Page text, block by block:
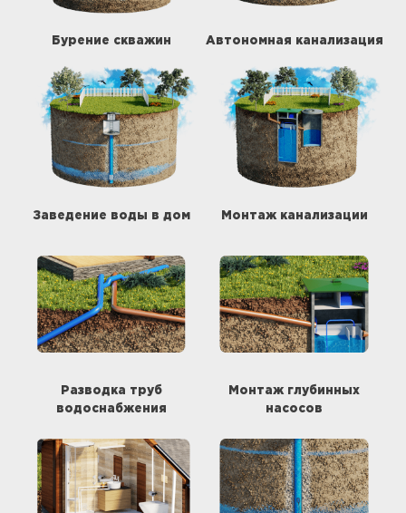
Бурение скважин Автономная канализация
Заведение воды в дом Монтаж канализации
Разводка труб
водоснабжения
Монтаж глубинных
насосов